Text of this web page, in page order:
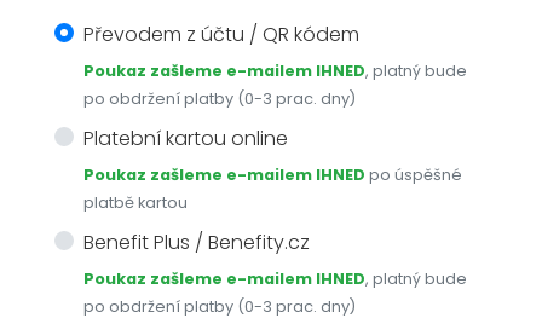
Převodem z účtu / QR kódem
Poukaz zašleme e-mailem IHNED, platný bude
po obdržení platby (0-3 prac. dny)
Platební kartou online
Poukaz zašleme e-mailem IHNED po úspěšné
platbě kartou
Benefit Plus / Benefity.cz
Poukaz zašleme e-mailem IHNED, platný bude
po obdržení platby (0-3 prac. dny)